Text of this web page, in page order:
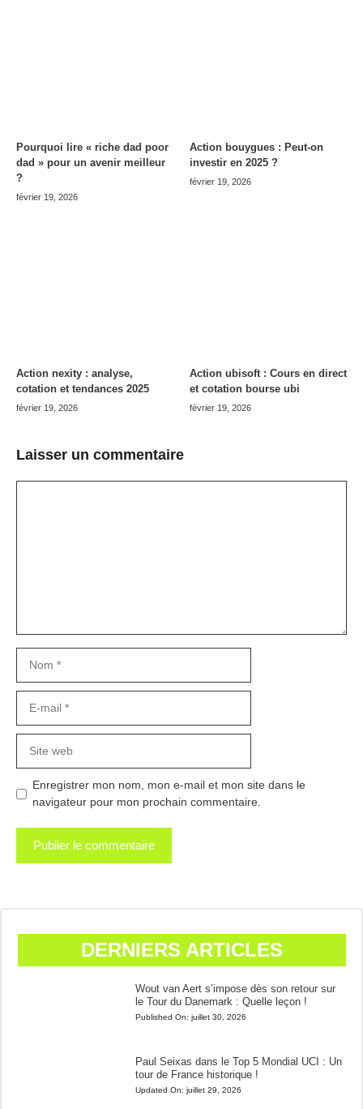
Pourquoi lire « riche dad poor
dad » pour un avenir meilleur
?
février 19, 2026
Action bouygues : Peut-on
investir en 2025 ?
février 19, 2026
Action nexity : analyse,
cotation et tendances 2025
février 19, 2026
Action ubisoft : Cours en direct
et cotation bourse ubi
février 19, 2026
Laisser un commentaire
mail
web
Enregistrer mon nom, mon e-mail et mon site dans le
navigateur pour mon prochain commentaire.
DERNIERS ARTICLES
Wout van Aert s’impose dès son retour sur
le Tour du Danemark : Quelle leçon !
Published On: juillet 30, 2026
Paul Seixas dans le Top 5 Mondial UCI : Un
tour de France historique !
Updated On: juillet 29, 2026